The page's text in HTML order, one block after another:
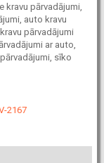
kravu pārvadājumi,
auto kravu
pārvadājumi
ar auto,
sīko
2167